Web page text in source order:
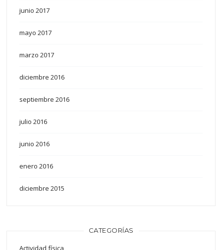
junio 2017
mayo 2017
marzo 2017
diciembre 2016
septiembre 2016
julio 2016
junio 2016
enero 2016
diciembre 2015
CATEGORÍAS
Actividad física